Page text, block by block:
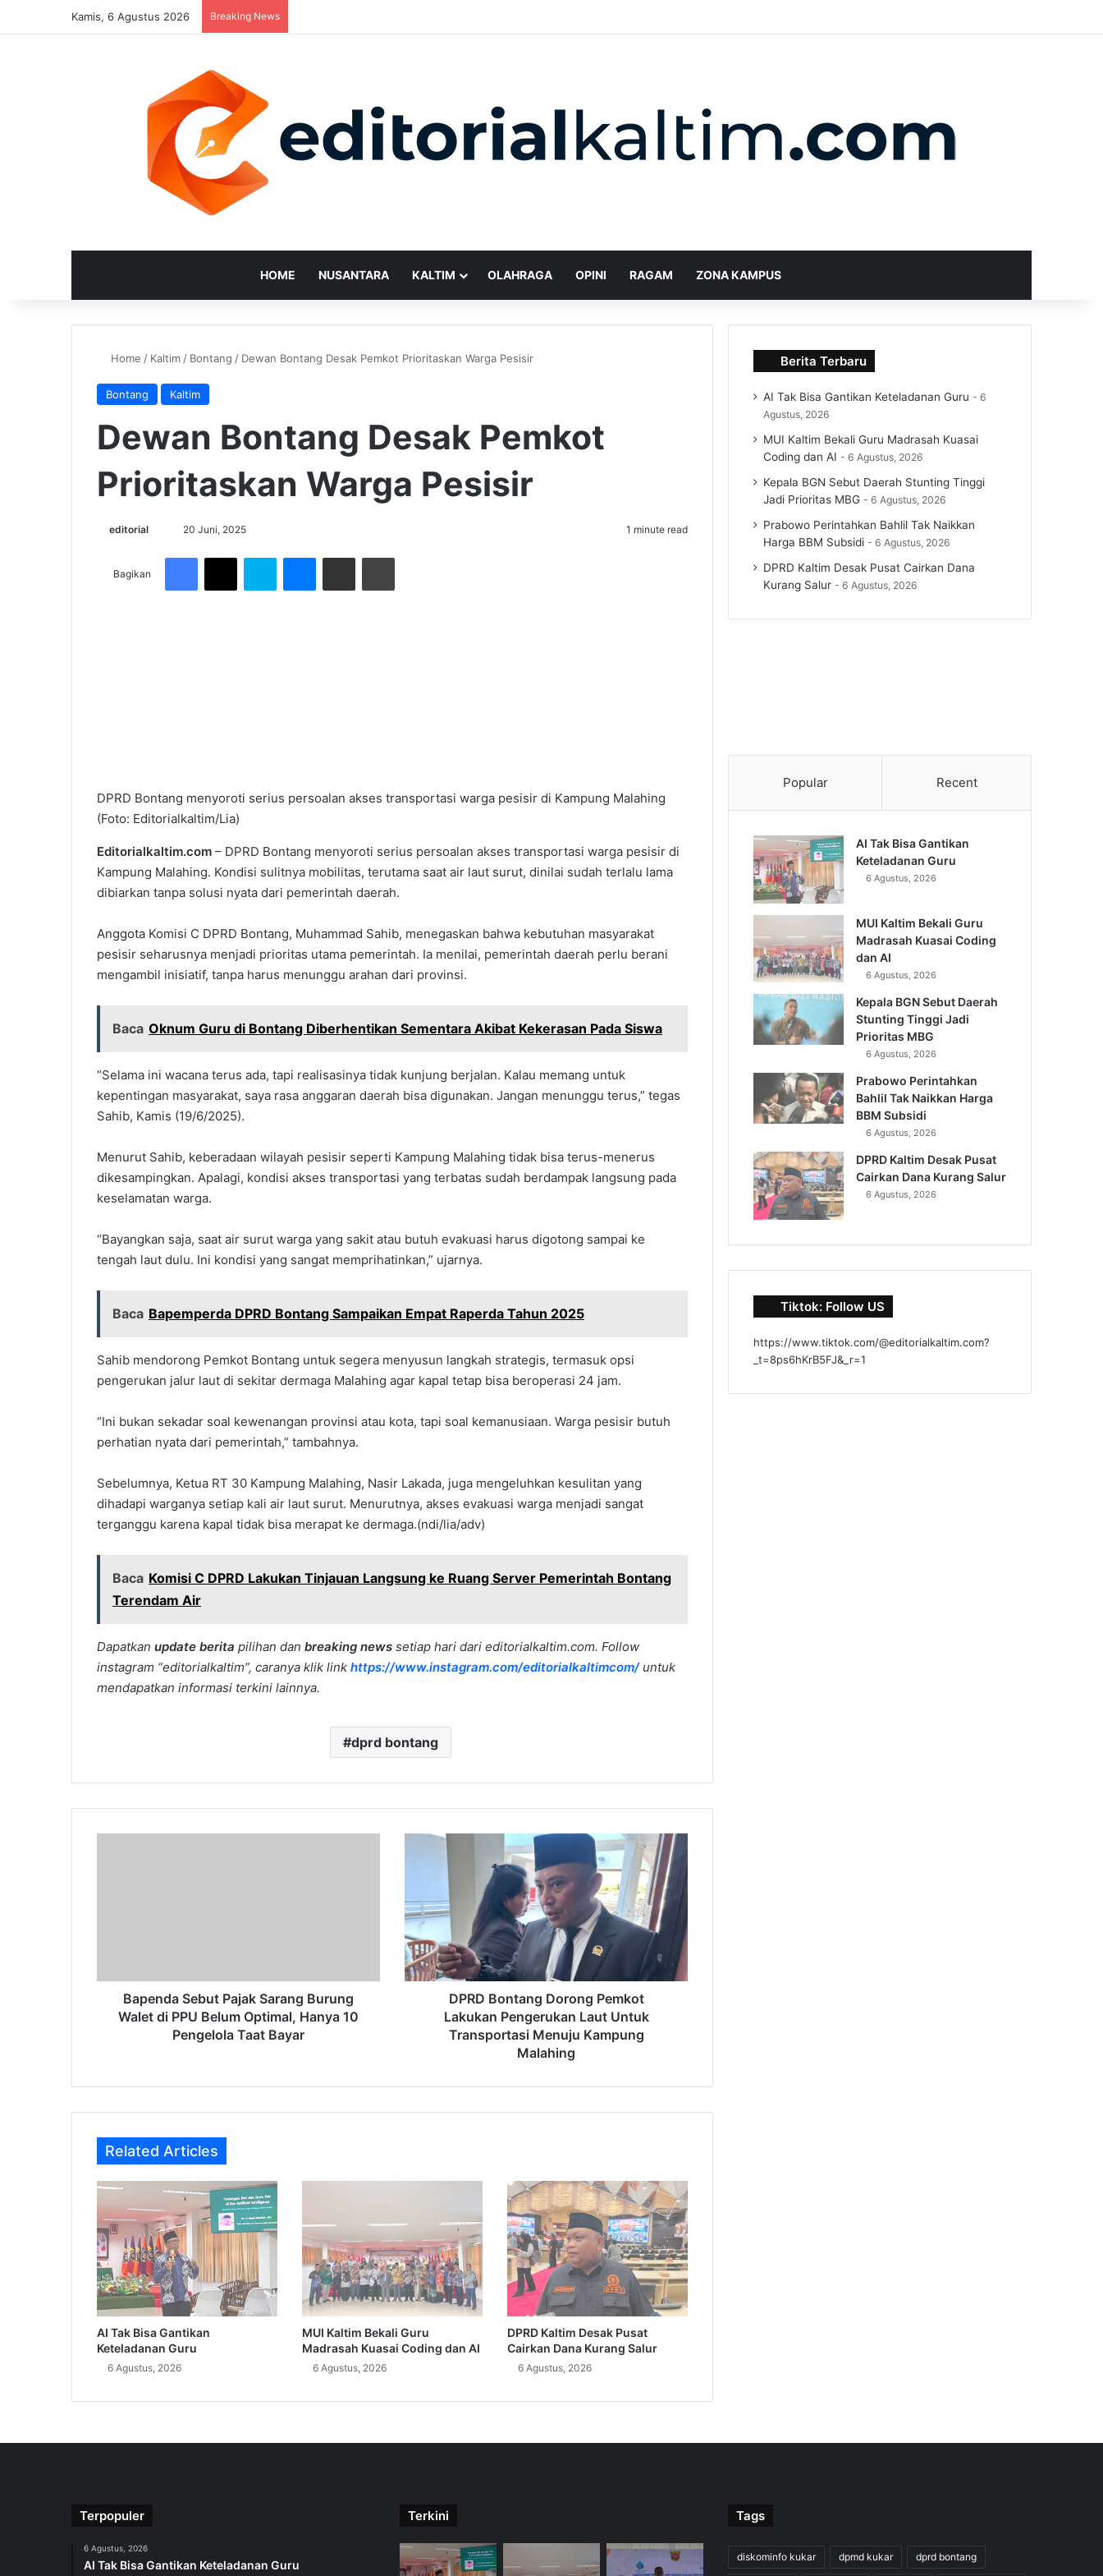
Kamis, 6 Agustus 2026 Breaking News
HOME NUSANTARA KALTIM OLAHRAGA OPINI RAGAM ZONA KAMPUS
Home / Kaltim / Bontang / Dewan Bontang Desak Pemkot Prioritaskan Warga Pesisir
Bontang Kaltim
Dewan Bontang Desak Pemkot
Prioritaskan Warga Pesisir
editorial 20 Juni, 2025 1 minute read
Bagikan
Facebook
X Skype Messenger
Share via Email Cetak
DPRD Bontang menyoroti serius persoalan akses transportasi warga pesisir di Kampung Malahing
(Foto: Editorialkaltim/Lia)
Editorialkaltim.com – DPRD Bontang menyoroti serius persoalan akses transportasi warga pesisir di
Kampung Malahing. Kondisi sulitnya mobilitas, terutama saat air laut surut, dinilai sudah terlalu lama
dibiarkan tanpa solusi nyata dari pemerintah daerah.
Anggota Komisi C DPRD Bontang, Muhammad Sahib, menegaskan bahwa kebutuhan masyarakat
pesisir seharusnya menjadi prioritas utama pemerintah. Ia menilai, pemerintah daerah perlu berani
mengambil inisiatif, tanpa harus menunggu arahan dari provinsi.
Baca Oknum Guru di Bontang Diberhentikan Sementara Akibat Kekerasan Pada Siswa
“Selama ini wacana terus ada, tapi realisasinya tidak kunjung berjalan. Kalau memang untuk
kepentingan masyarakat, saya rasa anggaran daerah bisa digunakan. Jangan menunggu terus,” tegas
Sahib, Kamis (19/6/2025).
Menurut Sahib, keberadaan wilayah pesisir seperti Kampung Malahing tidak bisa terus-menerus
dikesampingkan. Apalagi, kondisi akses transportasi yang terbatas sudah berdampak langsung pada
keselamatan warga.
“Bayangkan saja, saat air surut warga yang sakit atau butuh evakuasi harus digotong sampai ke
tengah laut dulu. Ini kondisi yang sangat memprihatinkan,” ujarnya.
Baca Bapemperda DPRD Bontang Sampaikan Empat Raperda Tahun 2025
Sahib mendorong Pemkot Bontang untuk segera menyusun langkah strategis, termasuk opsi
pengerukan jalur laut di sekitar dermaga Malahing agar kapal tetap bisa beroperasi 24 jam.
“Ini bukan sekadar soal kewenangan provinsi atau kota, tapi soal kemanusiaan. Warga pesisir butuh
perhatian nyata dari pemerintah,” tambahnya.
Sebelumnya, Ketua RT 30 Kampung Malahing, Nasir Lakada, juga mengeluhkan kesulitan yang
dihadapi warganya setiap kali air laut surut. Menurutnya, akses evakuasi warga menjadi sangat
terganggu karena kapal tidak bisa merapat ke dermaga.(ndi/lia/adv)
Baca Komisi C DPRD Lakukan Tinjauan Langsung ke Ruang Server Pemerintah Bontang
Terendam Air
Dapatkan update berita pilihan dan breaking news setiap hari dari editorialkaltim.com. Follow
instagram “editorialkaltim”, caranya klik link https://www.instagram.com/editorialkaltimcom/untuk
mendapatkan informasi terkini lainnya.
dprd bontang
Belum
Optimal,
Hanya
Bapenda Sebut Pajak Sarang Burung
Walet di PPU Belum Optimal, Hanya 10
Pengelola Taat Bayar
DPRD
Lakukan
Pengerukan
Laut
Untuk
Transportasi
Kampung
Malahing
DPRD Bontang Dorong Pemkot
Lakukan Pengerukan Laut Untuk
Transportasi Menuju Kampung
Malahing
Related Articles
AI Tak Bisa Gantikan
Keteladanan Guru
6 Agustus, 2026
MUI Kaltim Bekali Guru
Madrasah Kuasai Coding dan AI
6 Agustus, 2026
DPRD Kaltim Desak Pusat
Cairkan Dana Kurang Salur
6 Agustus, 2026
Berita Terbaru
AI Tak Bisa Gantikan Keteladanan Guru
6
Agustus, 2026
MUI Kaltim Bekali Guru Madrasah Kuasai
Coding dan AI
6 Agustus, 2026
Kepala BGN Sebut Daerah Stunting Tinggi
Jadi Prioritas MBG
6 Agustus, 2026
Prabowo Perintahkan Bahlil Tak Naikkan
Harga BBM Subsidi
6 Agustus, 2026
DPRD Kaltim Desak Pusat Cairkan Dana
Kurang Salur
6 Agustus, 2026
Popular Recent
AI Tak Bisa Gantikan
Keteladanan Guru
6 Agustus, 2026
MUI Kaltim Bekali Guru
Madrasah Kuasai Coding
dan AI
6 Agustus, 2026
Kepala BGN Sebut Daerah
Stunting Tinggi Jadi
Prioritas MBG
6 Agustus, 2026
Prabowo Perintahkan
Bahlil Tak Naikkan Harga
BBM Subsidi
6 Agustus, 2026
DPRD Kaltim Desak Pusat
Cairkan Dana Kurang Salur
6 Agustus, 2026
Tiktok: Follow US
https://www.tiktok.com/@editorialkaltim.com?
_t=8ps6hKrB5FJ&_r=1
Terpopuler
6 Agustus, 2026
AI Tak Bisa Gantikan Keteladanan Guru
Terkini Tags
diskominfo kukar dpmd kukar dprd bontang